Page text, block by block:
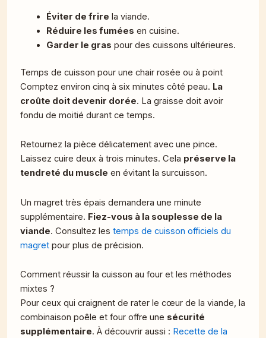
Éviter de frire la viande.
Réduire les fumées en cuisine.
Garder le gras pour des cuissons ultérieures.
Temps de cuisson pour une chair rosée ou à point
Comptez environ cinq à six minutes côté peau. La
croûte doit devenir dorée. La graisse doit avoir
fondu de moitié durant ce temps.
Retournez la pièce délicatement avec une pince.
Laissez cuire deux à trois minutes. Cela préserve la
tendreté du muscle en évitant la surcuisson.
Un magret très épais demandera une minute
supplémentaire. Fiez-vous à la souplesse de la
viande. Consultez les temps de cuisson officiels du
magret pour plus de précision.
Comment réussir la cuisson au four et les méthodes
mixtes ?
Pour ceux qui craignent de rater le cœur de la viande, la
combinaison poêle et four offre une sécurité
supplémentaire. À découvrir aussi : Recette de la